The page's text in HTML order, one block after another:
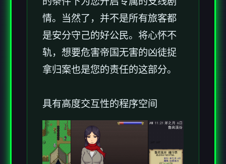
情。当然了，并不是所有旅客都
是安分守己的好公民。将心怀不
轨，想要危害帝国无害的凶徒捉
拿归案也是您的责任的这部分。
具有高度交互性的程序空间